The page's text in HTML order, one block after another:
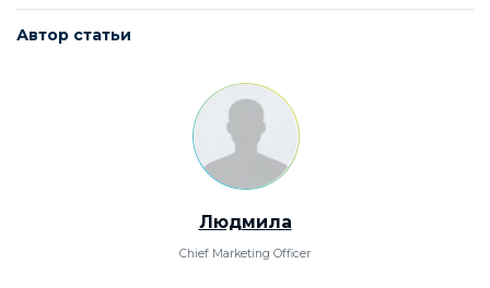
Автор статьи
Людмила
Chief Marketing Officer